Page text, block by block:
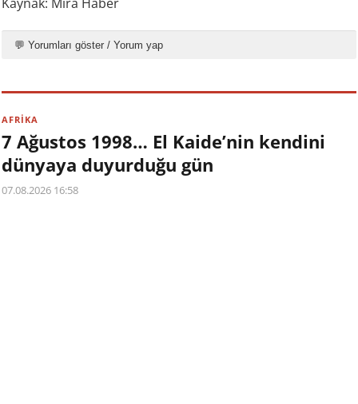
💬 Yorumları göster / Yorum yap
AFRİKA
7 Ağustos 1998… El Kaide’nin kendini
dünyaya duyurduğu gün
07.08.2026 16:58